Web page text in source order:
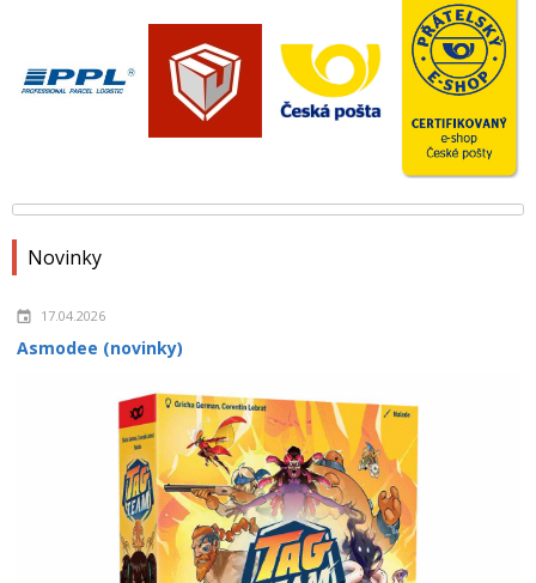
Novinky
17.04.2026
Asmodee (novinky)